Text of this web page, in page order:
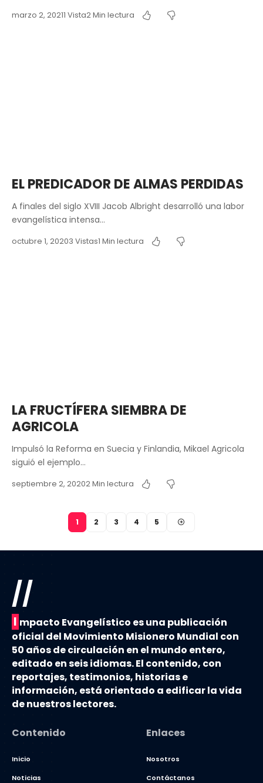
marzo 2, 20211 Vista2 Min lectura
EL PREDICADOR DE ALMAS PERDIDAS
A finales del siglo XVIII Jacob Albright desarrolló una labor
evangelística intensa…
octubre 1, 20203 Vistas1 Min lectura
LA FRUCTÍFERA SIEMBRA DE
AGRICOLA
Impulsó la Reforma en Suecia y Finlandia, Mikael Agricola
siguió el ejemplo…
septiembre 2, 20202 Min lectura
1 2 3 4 5
//
I mpacto Evangelístico es una publicación
oficial del Movimiento Misionero Mundial con
50 años de circulación en el mundo entero,
editado en seis idiomas. El contenido, con
reportajes, testimonios, historias e
información, está orientado a edificar la vida
de nuestros lectores.
Contenido
Inicio
Noticias
Enlaces
Nosotros
Contáctanos